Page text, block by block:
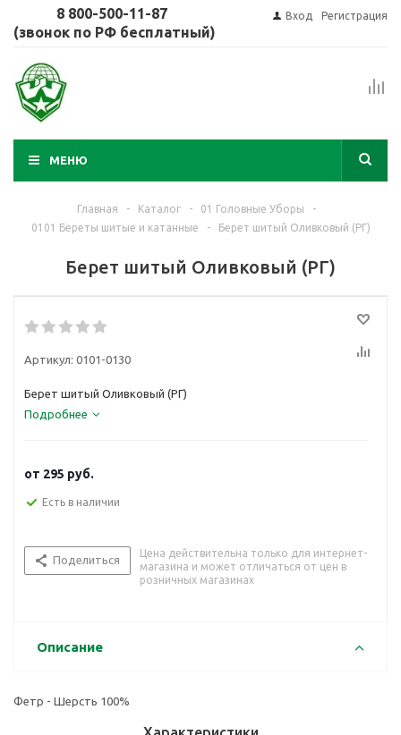
8 800-500-11-87
(звонок по РФ бесплатный)
Вход Регистрация
МЕНЮ
Главная - Каталог - 01 Головные Уборы
-
0101 Береты шитые и катанные
- Берет шитый Оливковый (РГ)
Берет шитый Оливковый (РГ)
Артикул: 0101-0130
Берет шитый Оливковый (РГ)
Подробнее
от 295 руб.
Есть в наличии
Поделиться
Цена действительна только для интернет-
магазина и может отличаться от цен в
розничных магазинах
Описание
Фетр - Шерсть 100%